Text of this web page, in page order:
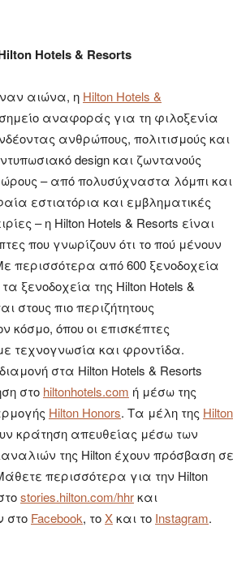
Hotels & Resorts
αιώνα, η Hilton Hotels &
σημείο αναφοράς για τη φιλοξενία
ανθρώπους, πολιτισμούς και
design και ζωντανούς
– από πολυσύχναστα λόμπι και
εστιατόρια και εμβληματικές
– η Hilton Hotels & Resorts είναι
που γνωρίζουν ότι το πού μένουν
περισσότερα από 600 ξενοδοχεία
ξενοδοχεία της Hilton Hotels &
στους πιο περιζήτητους
κόσμο, όπου οι επισκέπτες
τεχνογνωσία και φροντίδα.
στα Hilton Hotels & Resorts
στο hiltonhotels.com ή μέσω της
Hilton Honors. Τα μέλη της Hilton
κράτηση απευθείας μέσω των
της Hilton έχουν πρόσβαση σε
περισσότερα για την Hilton
stories.hilton.com/hhrκαι
στο Facebook, τοXκαι το Instagram.